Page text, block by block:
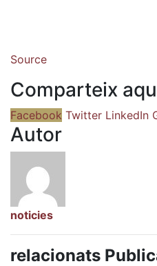
Source
Comparteix
Facebook Twitter LinkedIn
Autor
noticies
relacionats